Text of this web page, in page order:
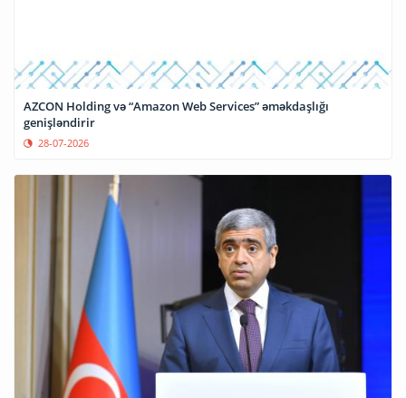
AZCON Holding və “Amazon Web Services” əməkdaşlığı
genişləndirir
28-07-2026